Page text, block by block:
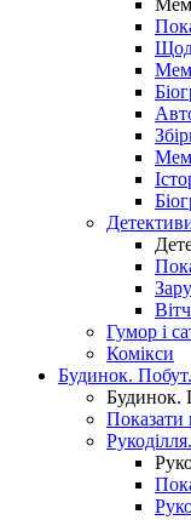
Гумор і
Комікси
Будинок.
Будинок.
Показати